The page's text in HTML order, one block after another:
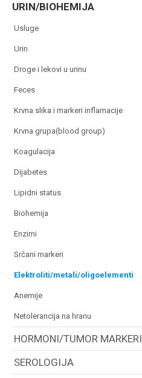
URIN/BIOHEMIJA
usluge
urin
droge i lekovi u urinu
feces
krvna slika i markeri inflamacije
krvna grupa(blood group)
koagulacija
dijabetes
lipidni status
biohemija
enzimi
srčani markeri
elektroliti/metali/oligoelementi
anemije
netolerancija na hranu
HORMONI/TUMOR MARKERI
SEROLOGIJA